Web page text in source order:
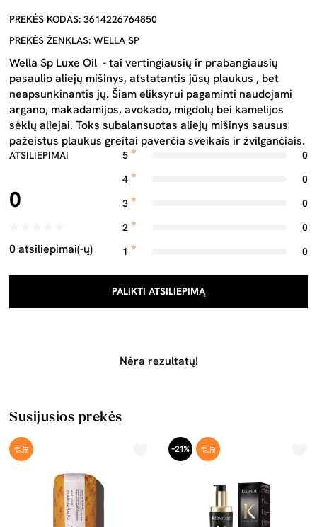
PREKĖS KODAS: 3614226764850
PREKĖS ŽENKLAS: WELLA SP
Wella Sp Luxe Oil - tai vertingiausių ir prabangiausių
pasaulio aliejų mišinys, atstatantis jūsų plaukus , bet
neapsunkinantis jų. Šiam eliksyrui pagaminti naudojami
argano, makadamijos, avokado, migdolų bei kamelijos
sėklų aliejai. Toks subalansuotas aliejų mišinys sausus
pažeistus plaukus greitai paverčia sveikais ir žvilgančiais.
ATSILIEPIMAI
0
0 atsiliepimai(-ų)
5
0
4
0
3
0
2
0
1
0
PALIKTI ATSILIEPIMĄ
Nėra rezultatų!
Susijusios prekės
-21%